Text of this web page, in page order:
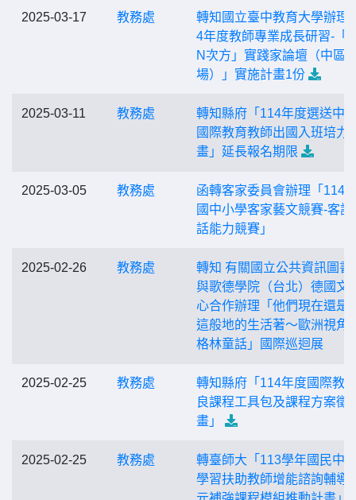
2025-03-17 教務處
轉知國立臺中教育大學辦理
4年度教師專業成長研習-「
N次方」實踐家論壇（中區
場）」實施計畫1份
2025-03-11 教務處
轉知縣府「114年度選送中
國際教育教師出國入班培力
畫」延長報名期限
2025-03-05 教務處
函轉客家委員會辦理「114
國中小學客家藝文競賽-客語
話能力競賽」
2025-02-26 教務處
轉知 有關國立公共資訊圖書
與歌德學院（台北）德國文
心合作辦理「他們現在還是
這般地的生活著～歐洲視角
格林童話」國際巡迴展
2025-02-25 教務處
轉知縣府「114年度國際教
良課程工具包及課程方案徵
畫」
2025-02-25 教務處
轉臺師大「113學年國民中
學習扶助教師增能諮詢輔導